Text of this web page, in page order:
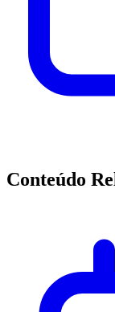
Conteúdo